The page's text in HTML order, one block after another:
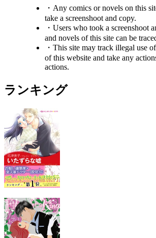
・Any comics or novels on this
take a screenshoot and copy.
・Users who took a screenshoot
and novels of this site can be
・This site may track illegal use
of this website and take any
actions.
ランキング